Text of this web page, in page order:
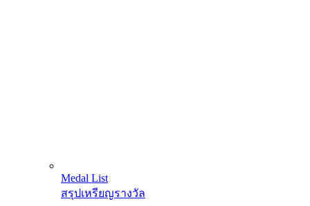
Medal List
สรุปเหรียญรางวัล